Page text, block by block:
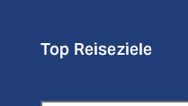
Top Reiseziele